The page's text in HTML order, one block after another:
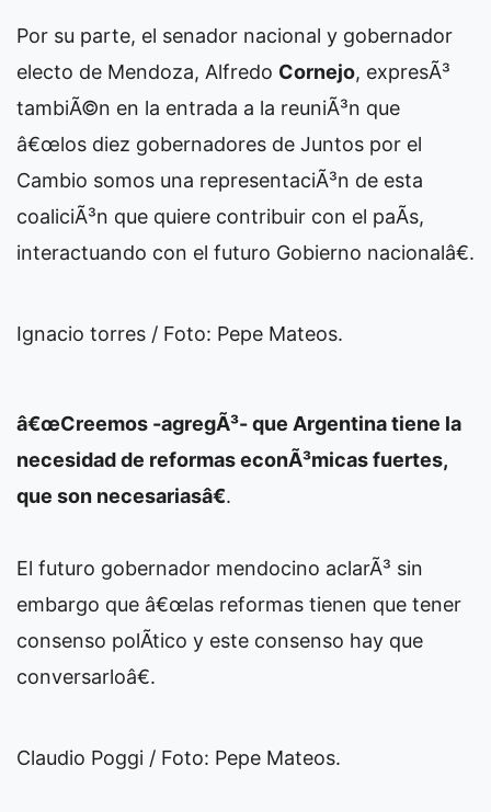
Por su parte, el senador nacional y gobernador
electo de Mendoza, Alfredo Cornejo, expresÃ³
tambiÃ©n en la entrada a la reuniÃ³n que
â€œlos diez gobernadores de Juntos por el
Cambio somos una representaciÃ³n de esta
coaliciÃ³n que quiere contribuir con el paÃ­s,
interactuando con el futuro Gobierno nacionalâ€.
Ignacio torres / Foto: Pepe Mateos.
â€œCreemos -agregÃ³- que Argentina tiene la
necesidad de reformas econÃ³micas fuertes,
que son necesariasâ€.
El futuro gobernador mendocino aclarÃ³ sin
embargo que â€œlas reformas tienen que tener
consenso polÃ­tico y este consenso hay que
conversarloâ€.
Claudio Poggi / Foto: Pepe Mateos.